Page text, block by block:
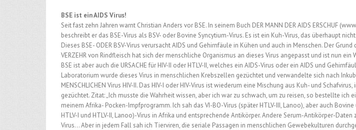
BSE ist ein AIDS Virus!
Seit fast zehn Jahren warnt Christian Anders vor BSE. In seinem Buch DER MANN DER AIDS ERSCHUF
beschreibt er das BSE-Virus als BSV- oder Bovine Syncytium-Virus. Es ist ein Kuh-Virus, das überhaupt
Dieses BSE- ODER BSV-Virus verursacht AIDS und Gehirnfäule in Kühen und auch in Menschen. Der Grund
VERZEHR von Rindfleisch hat sich der menschliche Organismus an dieses Virus angepasst und ist nun ein
BSE ist aber auch die URSACHE für HIV-II oder HTLV-II, welches ein AIDS-Virus oder ein AIDS und
Laboratorium wurde dieses Virus in menschlichen Krebszellen gezüchtet und verwandelte sich nach
MENSCHLICHEN Virus HIV-II. Das HIV-I oder HIV-Virus ist wiederum eine Mischung aus Kuh- und
gezüchtet. Zitat: „Ich musste die Wahrheit wissen, aber ich war zu schwach, um zu reisen, so bestellte ich
meinem Afrika- Pocken-Impfprogramm. Ich sah das VI-BO-Virus (später HTLV-III, Lanoo), aber auch
HTLV-I und HTLV-II, Lanoo)-Virus in Afrika und entsprechende Antikörper. Andere Serum-Antikörper-Daten
Virus… Aber in jedem Fall sah ich Tierviren, die seriale Passagen in menschlichen Gewebekulturen